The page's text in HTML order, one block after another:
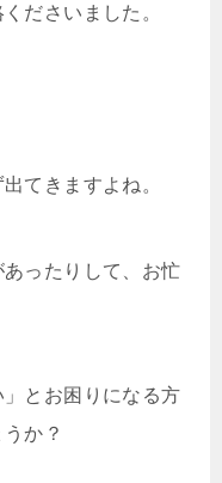
ださいました。
てきますよね。
ったりして、お忙
とお困りになる方
か？